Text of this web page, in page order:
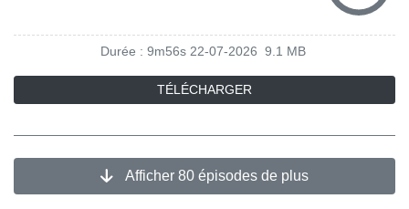
Durée : 9m56s 22-07-2026 9.1 MB
TÉLÉCHARGER
Afficher 80 épisodes de plus